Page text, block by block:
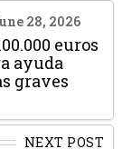
28, 2026
euros
ayuda
graves
NEXT POST